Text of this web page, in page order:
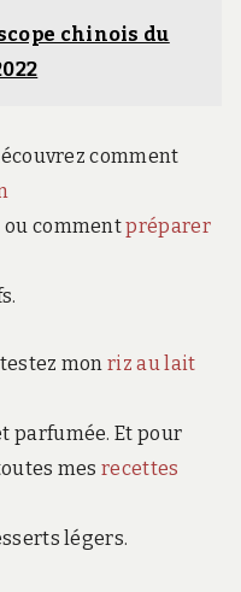
chinois du
comment
ou commentpréparer
monriz au lait
parfumée. Et pour
mesrecettes
légers.